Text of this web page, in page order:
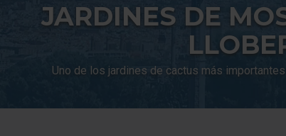
JARDINES DE
Uno de los jardines de cactus más